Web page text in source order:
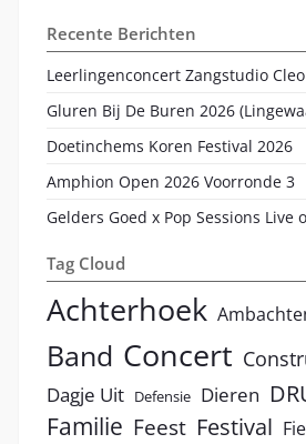
Recente Berichten
Leerlingenconcert Zangstudio Cleo
Gluren Bij De Buren 2026
Doetinchems Koren Festival 2026
Amphion Open 2026 Voorronde 3
Gelders Goed x Pop Sessions Live
Tag Cloud
Achterhoek
Band Concert
Dagje Uit Defensie Dieren
Familie Feest Festival